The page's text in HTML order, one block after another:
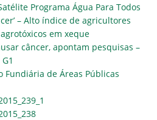
Programa Água Para Todos
– Alto índice de agricultores
em xeque
câncer, apontam pesquisas –
Fundiária de Áreas Públicas